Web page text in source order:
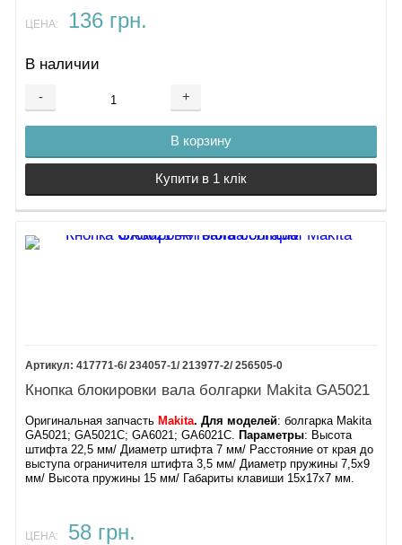
ЦЕНА: 136 грн.
В наличии
- +
В корзину
Купити в 1 клік
417771-6/ 234057-1/ 213977-2/ 256505-0
Кнопка блокировки вала болгарки Makita GA5021
Оригинальная запчасть Makita. Для моделей: болгарка Makita
GA5021; GA5021C; GA6021; GA6021C.
Параметры: Высота
штифта 22,5 мм/ Диаметр штифта 7 мм/ Расстояние от края до
выступа ограничителя штифта 3,5 мм/ Диаметр пружины 7,5х9
мм/ Высота пружины 15 мм/ Габариты клавиши 15х17х7 мм.
ЦЕНА: 58 грн.